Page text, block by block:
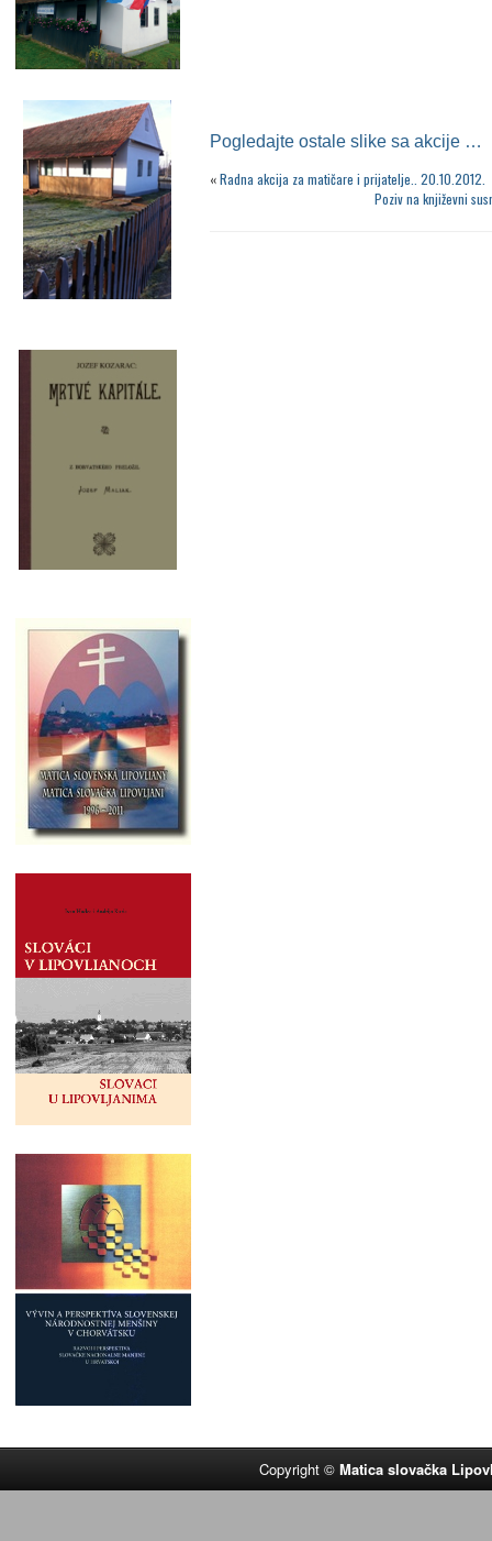
Pogledajte ostale slike sa akcije …
«Radna akcija za matičare i prijatelje.. 20.10.2012.
Poziv na književni
Copyright ©Matica slovačka